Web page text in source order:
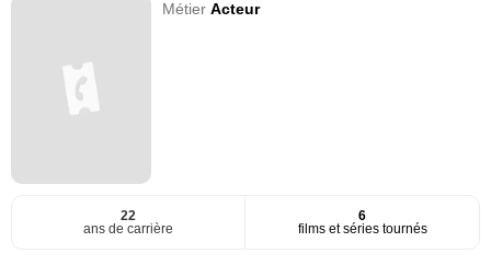
MétierActeur
22
ans de carrière
6
films et séries tournés